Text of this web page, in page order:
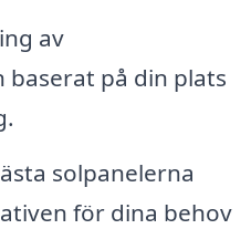
av
på din plats
solpanelerna
för dina behov